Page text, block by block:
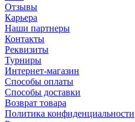
Отзывы
Карьера
Наши партнеры
Контакты
Реквизиты
Турниры
Интернет-магазин
Способы оплаты
Способы доставки
Возврат товара
Политика конфиденциальности